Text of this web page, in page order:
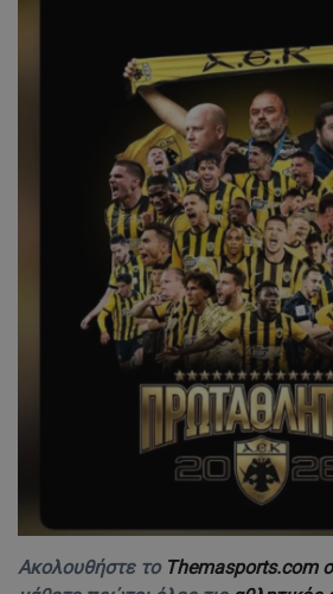
Ακολουθήστε το Themasports.com